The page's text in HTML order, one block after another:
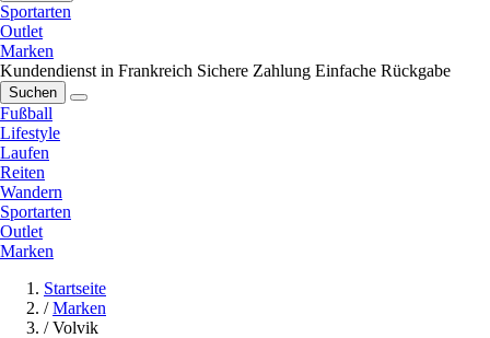
Sportarten
Outlet
Marken
Kundendienst in Frankreich Sichere Zahlung Einfache Rückgabe
Suchen
Fußball
Lifestyle
Laufen
Reiten
Wandern
Sportarten
Outlet
Marken
Startseite
/ Marken
/ Volvik